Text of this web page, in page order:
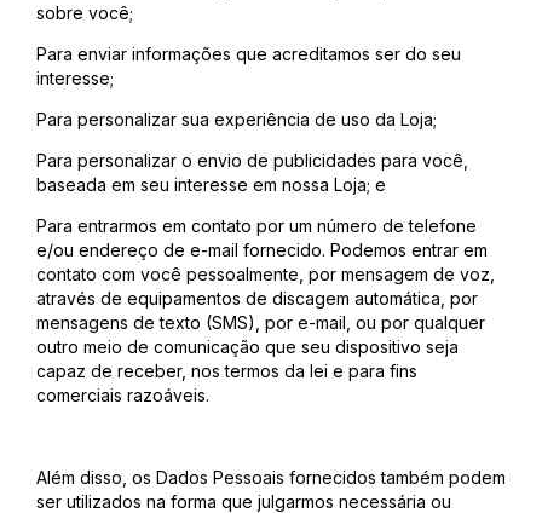
sobre você;
Para enviar informações que acreditamos ser do seu
interesse;
Para personalizar sua experiência de uso da Loja;
Para personalizar o envio de publicidades para você,
baseada em seu interesse em nossa Loja; e
Para entrarmos em contato por um número de telefone
e/ou endereço de e-mail fornecido. Podemos entrar em
contato com você pessoalmente, por mensagem de voz,
através de equipamentos de discagem automática, por
mensagens de texto (SMS), por e-mail, ou por qualquer
outro meio de comunicação que seu dispositivo seja
capaz de receber, nos termos da lei e para fins
comerciais razoáveis.
Além disso, os Dados Pessoais fornecidos também podem
ser utilizados na forma que julgarmos necessária ou